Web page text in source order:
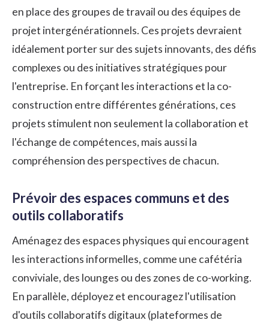
en place des groupes de travail ou des équipes de
projet intergénérationnels. Ces projets devraient
idéalement porter sur des sujets innovants, des défis
complexes ou des initiatives stratégiques pour
l'entreprise. En forçant les interactions et la co-
construction entre différentes générations, ces
projets stimulent non seulement la collaboration et
l'échange de compétences, mais aussi la
compréhension des perspectives de chacun.
Prévoir des espaces communs et des
outils collaboratifs
Aménagez des espaces physiques qui encouragent
les interactions informelles, comme une cafétéria
conviviale, des lounges ou des zones de co-working.
En parallèle, déployez et encouragez l'utilisation
d'outils collaboratifs digitaux (plateformes de